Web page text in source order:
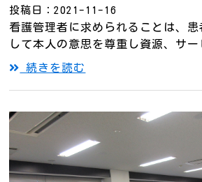
投稿日：2021-11-16
看護管理者に求められることは、患
して本人の意思を尊重し資源、サ
続きを読む